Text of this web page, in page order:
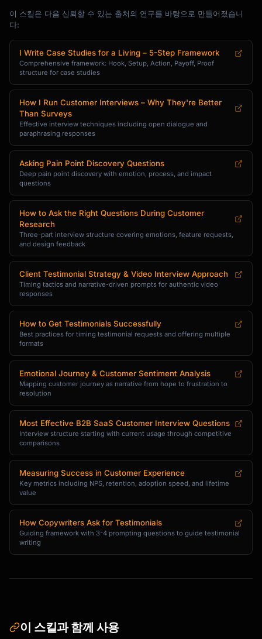
이 스킬은 다음 신뢰할 수 있는 출처의 연구를 바탕으로 만들어졌습니
다:
I Write Case Studies for a Living – 5-Step Framework
Comprehensive framework: Hook, Setup, Action, Payoff, Proof
structure for case studies
How I Run Customer Interviews – Why They're Better
Than Surveys
Effective interview techniques including open dialogue and
paraphrasing responses
Asking Pain Point Discovery Questions
Deep pain point discovery with emotion, process, and impact
questions
How to Ask the Right Questions During Customer
Research
Three-part interview structure covering emotions, feature requests,
and design feedback
Client Testimonial Strategy & Video Interview Approach
Timing tactics and narrative-driven prompts for authentic video
responses
How to Get Testimonials Successfully
Best practices for timing testimonial requests and offering multiple
formats
Emotional Journey & Customer Sentiment Analysis
Mapping customer journey as narrative from hope to frustration to
resolution
Most Effective B2B SaaS Customer Interview Questions
Interview structure starting with current usage through competitive
comparisons
Measuring Success in Customer Experience
Key metrics including NPS, retention, adoption speed, and lifetime
value
How Copywriters Ask for Testimonials
Guiding framework with 3-4 prompting questions to guide testimonial
writing
이 스킬과 함께 사용